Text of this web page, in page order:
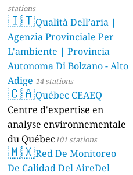
stations
🇮🇹Qualità Dell’aria |
Agenzia Provinciale Per
L'ambiente | Provincia
Autonoma Di Bolzano - Alto
Adige 14 stations
🇨🇦Québec CEAEQ
Centre d'expertise en
analyse environnementale
du Québec101 stations
🇲🇽Red De Monitoreo
De Calidad Del AireDel